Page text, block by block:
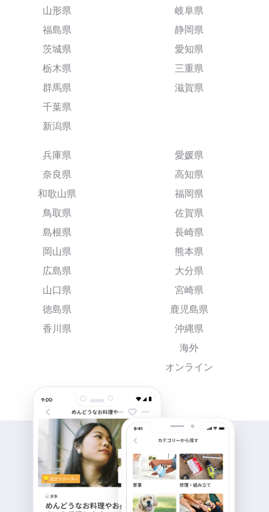
山形県
福島県
茨城県
栃木県
群馬県
千葉県
新潟県
岐阜県
静岡県
愛知県
三重県
滋賀県
兵庫県
奈良県
和歌山県
鳥取県
島根県
岡山県
広島県
山口県
徳島県
香川県
愛媛県
高知県
福岡県
佐賀県
長崎県
熊本県
大分県
宮崎県
鹿児島県
沖縄県
海外
オンライン